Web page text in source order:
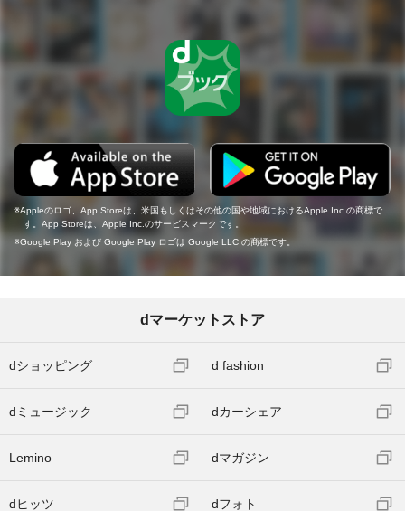
Appleのロゴ、App Storeは、米国もしくはその他の国や地域におけるApple Inc.の商標で
す。App Storeは、Apple Inc.のサービスマークです。
Google Play および Google Play ロゴは Google LLC の商標です。
dマーケットストア
dショッピング d fashion
dミュージック dカーシェア
Lemino dマガジン
dヒッツ dフォト